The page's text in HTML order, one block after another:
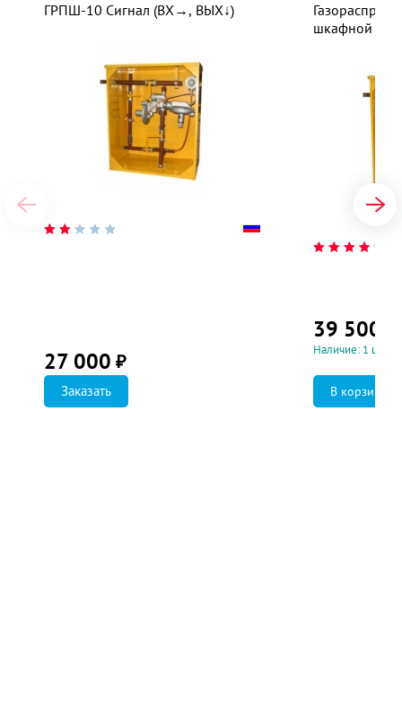
ГРПШ-10 Сигнал (ВХ→, ВЫХ↓)
27 000 ₽
Заказать
шкафной
39 500
Наличие: 1 шт.